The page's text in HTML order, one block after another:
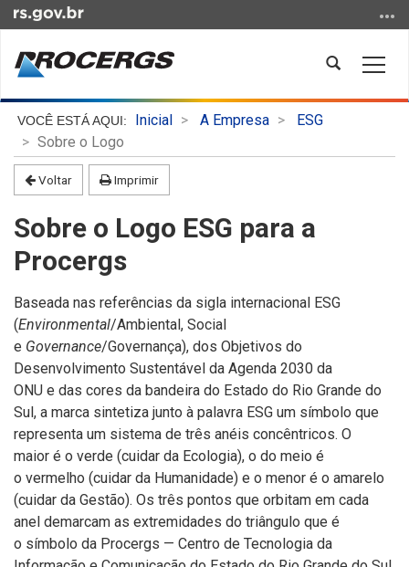
para
conteúdo
Ir
para
menu
busca
Abrir
busca
Início
conteúdo
Inicial A Empresa
ESG
Sobre o Logo
Voltar Imprimir
Sobre o Logo ESG para a
Procergs
Baseada nas referências da sigla internacional ESG
(Environmental/Ambiental, Social
e Governance/Governança), dos Objetivos do
Desenvolvimento Sustentável da Agenda 2030 da
ONU e das cores da bandeira do Estado do Rio Grande do
Sul, a marca sintetiza junto à palavra ESG um símbolo que
representa um sistema de três anéis concêntricos. O
maior é o verde (cuidar da Ecologia), o do meio é
o vermelho (cuidar da Humanidade) e o menor é o amarelo
(cuidar da Gestão). Os três pontos que orbitam em cada
anel demarcam as extremidades do triângulo que é
o símbolo da Procergs — Centro de Tecnologia da